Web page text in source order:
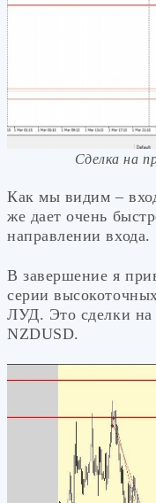
Сделка на
Как мы видим –
же дает очень
направлении входа.
В завершение я
серии
ЛУД. Это сделки
NZDUSD.